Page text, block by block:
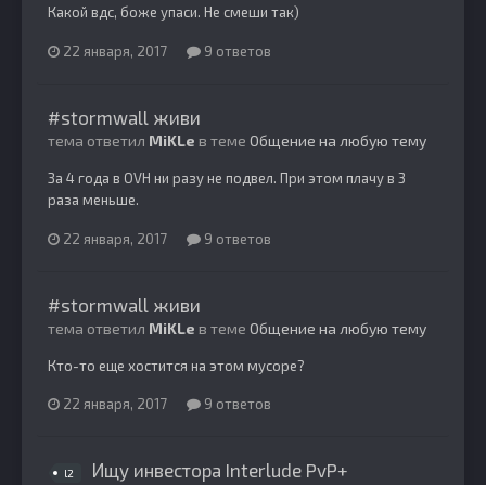
Какой вдс, боже упаси. Не смеши так)
22 января, 2017 9 ответов
#stormwall живи
тема ответил MiKLe в теме Общение на любую тему
За 4 года в OVH ни разу не подвел. При этом плачу в 3
раза меньше.
22 января, 2017 9 ответов
#stormwall живи
тема ответил MiKLe в теме Общение на любую тему
Кто-то еще хостится на этом мусоре?
22 января, 2017 9 ответов
l2 Ищу инвестора Interlude PvP+